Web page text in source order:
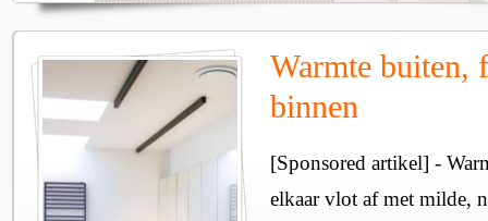
Warmte buiten,
binnen
[Sponsored artikel] -
elkaar vlot af met milde,